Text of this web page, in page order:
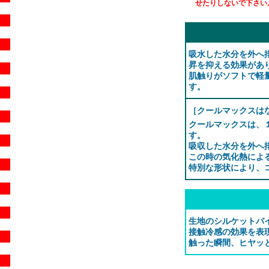
せたりしないで下さい
吸水した水分を外へ
昇を抑える効果があ
肌触りがソフトで軽
す。
［クールマックス
クールマックスは、
す。
吸収した水分を外へ
この時の気化熱によ
特別な形状により、
生地のシルケットバ
接触冷感の効果を表
触った瞬間、ヒヤッ